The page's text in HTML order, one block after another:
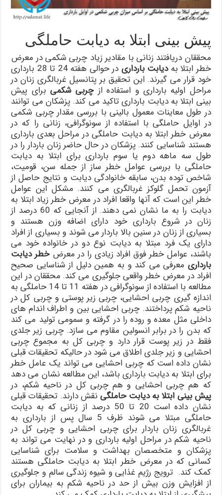
پیش بینی ابتلا به دیابت حاملگی
محققان دریافتند زنانی با مقادیر زیاد چربی شکمی در معرض
خطر ابتلا بهدیابت بارداری
در حوالی هفته 24 تا 28 بارداری
خود قرار می گیرند. این تحقیق بر پتانسیل غربالگری زنان در
مراحل اولیه بارداری و استفاده ازچربی شکمیبرای پیش
بینی ابتلا به دیابت بارداری تاکید می کند. پزشکان می توانند
در طول معاینات معمول بالینی با بررسی مقدار چربی شکمی
در اوایل حاملگی با استفاده از سونوگرافی، زنانی را که در
معرض خطر ابتلا به دیابت حاملگی در مراحل بعدی بارداری
هستند شناسایی کنند. پزشکان در حال حاضر زنان باردار را در
طول سه ماهه دوم یا سوم بارداری برای ابتلا به دیابت
حاملگی با بررسی عوامل خطر ساز از جمله سن، قومیت،
شاخص توده بدن، سابقه خانوادگی دیابت و نتایج حاصل از
آزمون تحمل گلوکز غربالگری می کنند. مشکل این عوامل
خطر این است که آنها واقعا افراد در معرض خطر زیاد ابتلا به
دیابت را به ما نشان نمی دهند. از آنجایی که 60 درصد از
زنان در شروع بارداری خود دارای اضافه وزن هستند و
بسیاری از زنان در سنین بالا باردار می شوند و بسیاری از افراد
دارای یک فرد مبتلا به دیابت نوع دو در خانواده خود می
باشند، عوامل خطر فوق افراد زیادی را در معرضخطر دیابت
بارداری معرفی می کند و به همین دلیل از شناسایی صحیح
افراد در معرض خطر واقعی جلوگیری می کند. محققان در این
مطالعه با استفاده از سونوگرافی در هفته 11 تا 14 حاملگی به
اندازه گیری چربی احشایی، چربی زیر پوستی و چربی کل در
ناحیه شکم پرداختند. چربی احشایی بین و اطراف اندام های
داخلی مثل معده و روده را در گرفته و سمومی تولید می کند
که بدن را در برابر انسولین مقاوم می سازد. چربی زیر جلدی
فقط در زیر پوست قرار دارد و چربی کل به مجموع چربی
احشایی و زیر جلدی اطلاق می شود در حالیکه تحقیقات قبلی
نشان داده است که چربی احشایی می تواند یک عامل خطر
برای ابتلا به دیابت بارداری باشد، این مطالعه نشان می دهد
که هم چربی احشایی و هم چربی کل در ناحیه شکم، در
پیش بینی ابتلا به دیابت حاملگی نقش دارند. تحقیقات قبلی
نشان داده است 20 تا 50 درصد از زنانی که به دیابت
حاملگی مبتلا می شوند ظرف 5 سال پس از بارداری به
غربالگری زنان باردار برای چربی احشایی و چربی کل در
ناحیه شکم در مراحل اولیه بارداری و در نهایت می تواند به
پزشکان و متخصصان بهداشت و سلامت برای شناسایی
کسانی که در معرض خطر ابتلا به دیابت حاملگی هستند
کمک کند. ترویج رژیم غذایی و شیوه زندگی سالم و جلوگیری
از افزایش وزن بیش از حد در ناحیه شکم به بیماران برای